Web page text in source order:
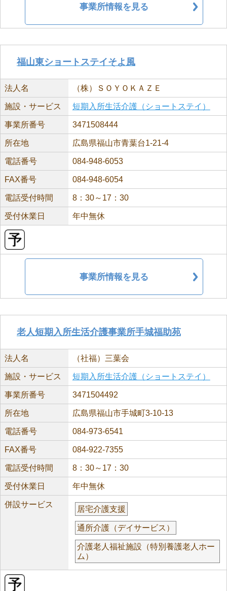
事業所情報を見る
福山東ショートステイそよ風
法人名 （株）ＳＯＹＯＫＡＺＥ
施設・サービス 短期入所生活介護（ショートステイ）
事業所番号 3471508444
所在地 広島県福山市青葉台1-21-4
電話番号 084-948-6053
FAX番号 084-948-6054
電話受付時間 8：30～17：30
受付休業日 年中無休
事業所情報を見る
老人短期入所生活介護事業所手城福助苑
法人名 （社福）三葉会
施設・サービス 短期入所生活介護（ショートステイ）
事業所番号 3471504492
所在地 広島県福山市手城町3-10-13
電話番号 084-973-6541
FAX番号 084-922-7355
電話受付時間 8：30～17：30
受付休業日 年中無休
併設サービス
居宅介護支援
通所介護（デイサービス）
介護老人福祉施設（特別養護老人ホー
ム）